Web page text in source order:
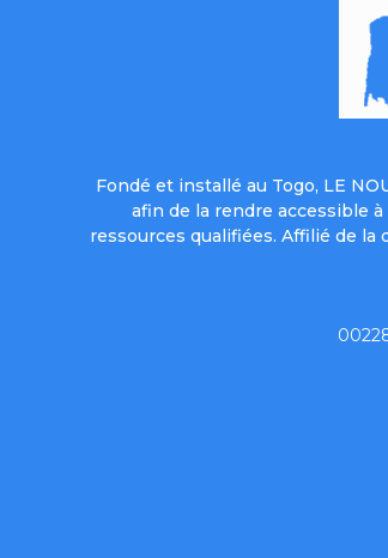
Fondé et installé au Togo, LE
afin de la rendre accessible à
ressources qualifiées. Affilié de la